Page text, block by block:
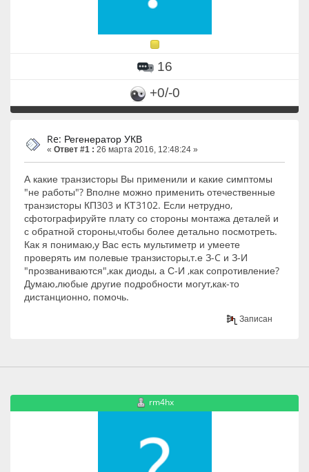
16
+0/-0
Re: Регенератор УКВ
« Ответ #1 : 26 марта 2016, 12:48:24 »
А какие транзисторы Вы применили и какие симптомы
"не работы"? Вполне можно применить отечественные
транзисторы КП303 и КТ3102. Если нетрудно,
сфотографируйте плату со стороны монтажа деталей и
с обратной стороны,чтобы более детально посмотреть.
Как я понимаю,у Вас есть мультиметр и умеете
проверять им полевые транзисторы,т.е З-C и З-И
"прозваниваются",как диоды, а С-И ,как сопротивление?
Думаю,любые другие подробности могут,как-то
дистанционно, помочь.
Записан
rm4hx